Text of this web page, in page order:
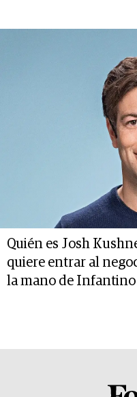
Quién es Josh
quiere entrar al
la mano de Infantino